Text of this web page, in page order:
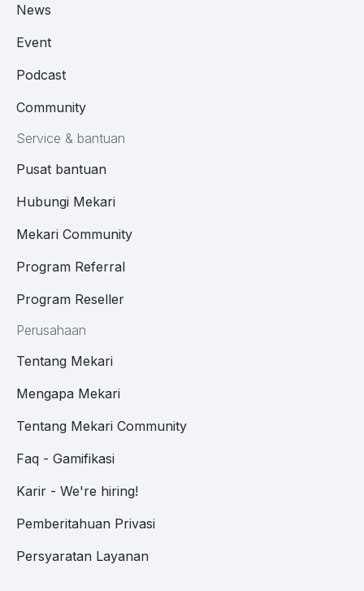
News
Event
Podcast
Community
Service & bantuan
Pusat bantuan
Hubungi Mekari
Mekari Community
Program Referral
Program Reseller
Perusahaan
Tentang Mekari
Mengapa Mekari
Tentang Mekari Community
Faq - Gamifikasi
Karir - We're hiring!
Pemberitahuan Privasi
Persyaratan Layanan